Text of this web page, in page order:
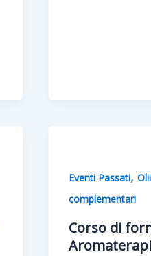
Eventi Passati,
complementari
Corso di